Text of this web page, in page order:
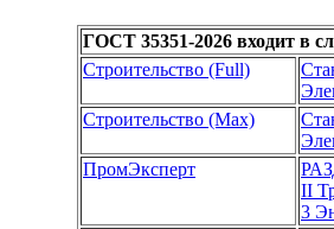
ГОСТ 35351-2026 входит в
Строительство (Full)
Строительство (Max)
ПромЭксперт
II
3